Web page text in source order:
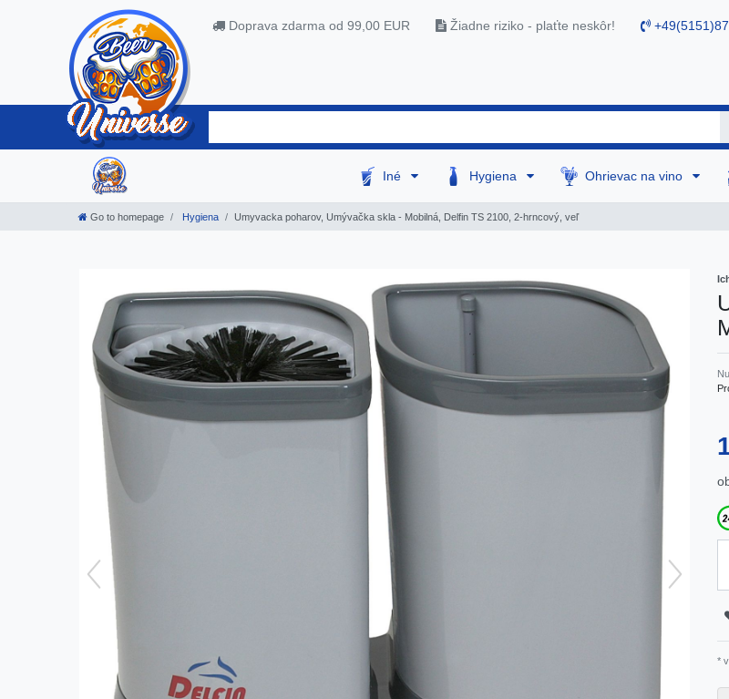
Doprava zdarma od 99,00 EUR Žiadne riziko - plaťte neskôr!
Iné Hygiena Ohrievac na vino
Go to homepage Hygiena Umyvacka poharov, Umývačka skla - Mobilná, Delfin TS 2100, 2-hrncový, veľ
*